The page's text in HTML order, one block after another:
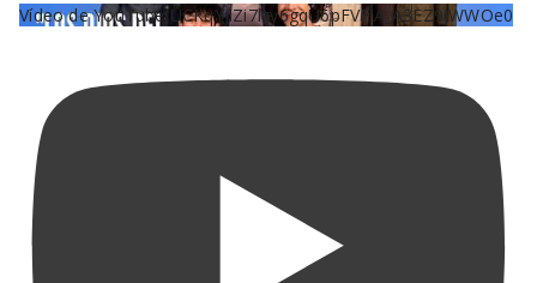
Vídeo de YouTube UCKqYjiZi7lzy6gqU6pFVFiA_A3EZ9JWWOe0